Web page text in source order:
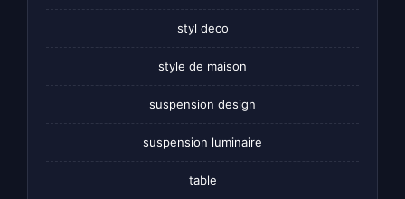
styl deco
style de maison
suspension design
suspension luminaire
table